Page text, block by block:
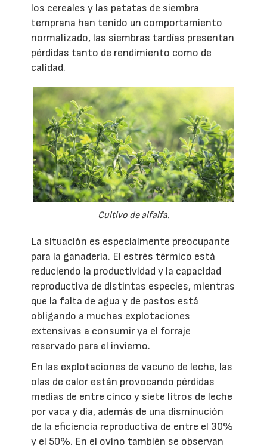
los cereales y las patatas de siembra
temprana han tenido un comportamiento
normalizado, las siembras tardías presentan
pérdidas tanto de rendimiento como de
calidad.
Cultivo de alfalfa.
La situación es especialmente preocupante
para la ganadería. El estrés térmico está
reduciendo la productividad y la capacidad
reproductiva de distintas especies, mientras
que la falta de agua y de pastos está
obligando a muchas explotaciones
extensivas a consumir ya el forraje
reservado para el invierno.
En las explotaciones de vacuno de leche, las
olas de calor están provocando pérdidas
medias de entre cinco y siete litros de leche
por vaca y día, además de una disminución
de la eficiencia reproductiva de entre el 30%
y el 50%. En el ovino también se observan